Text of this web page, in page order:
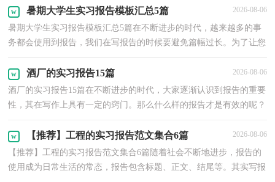
暑期大学生实习报告模板汇总5篇 2026-08-06
暑期大学生实习报告模板汇总5篇在不断进步的时代，越来越多的事
务都会使用到报告，我们在写报告的时候要避免篇幅过长。为了让您
酒厂的实习报告15篇 2026-08-06
酒厂的实习报告15篇在不断进步的时代，大家逐渐认识到报告的重要
性，其在写作上具有一定的窍门。那么什么样的报告才是有效的呢？
【推荐】工程的实习报告范文集合6篇 2026-08-06
【推荐】工程的实习报告范文集合6篇随着社会不断地进步，报告的
使用成为日常生活的常态，报告包含标题、正文、结尾等。其实写报